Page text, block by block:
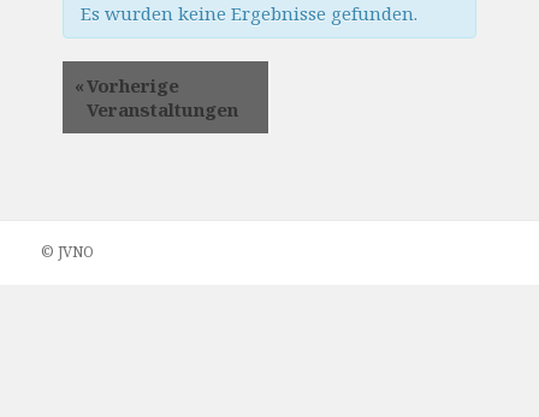
Es wurden keine Ergebnisse gefunden.
«Vorherige
Veranstaltungen
© JVNO